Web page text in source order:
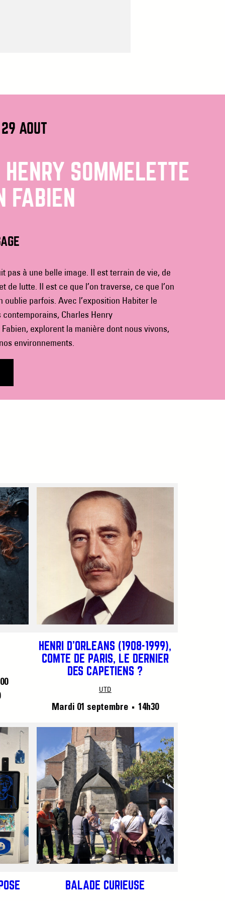
AOUT
SOMMELETTE
FABIEN
pas à une belle image. Il est terrain de vie, de
de lutte. Il est ce que l’on traverse, ce que l’on
oublie parfois. Avec l’exposition Habiter le
Charles Henry
explorent la manière dont nous vivons,
environnements.
HENRI D’ORLÉANS (1908-1999),
COMTE DE PARIS, LE DERNIER
DES CAPÉTIENS ?
UTD
Mardi 01 septembre ■ 14h30
BALADE CURIEUSE